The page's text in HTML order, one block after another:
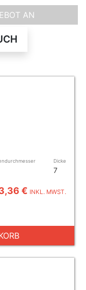
AN
Dicke
7
€ INKL. MWST.